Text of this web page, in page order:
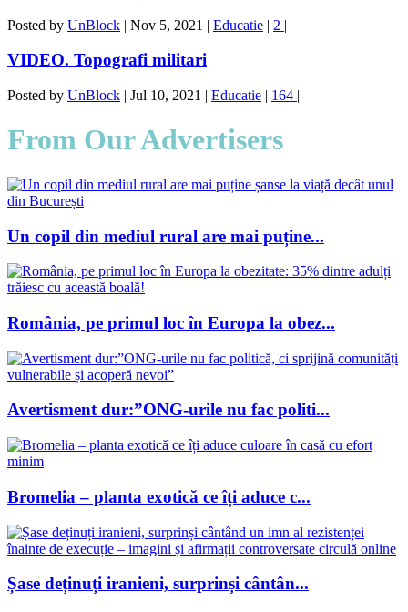
Posted by UnBlock | Nov 5, 2021 | Educatie | 2 |
VIDEO. Topografi militari
Posted by UnBlock | Jul 10, 2021 | Educatie | 164 |
From Our Advertisers
Un copil din mediul rural are mai puține...
România, pe primul loc în Europa la obez...
Avertisment dur:”ONG-urile nu fac politi...
Bromelia – planta exotică ce îți aduce c...
Șase deținuți iranieni, surprinși cântân...